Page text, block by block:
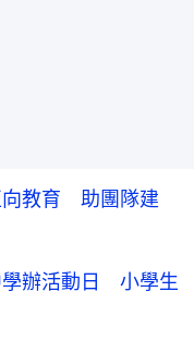
向教育 助團隊建
學辦活動日 小學生